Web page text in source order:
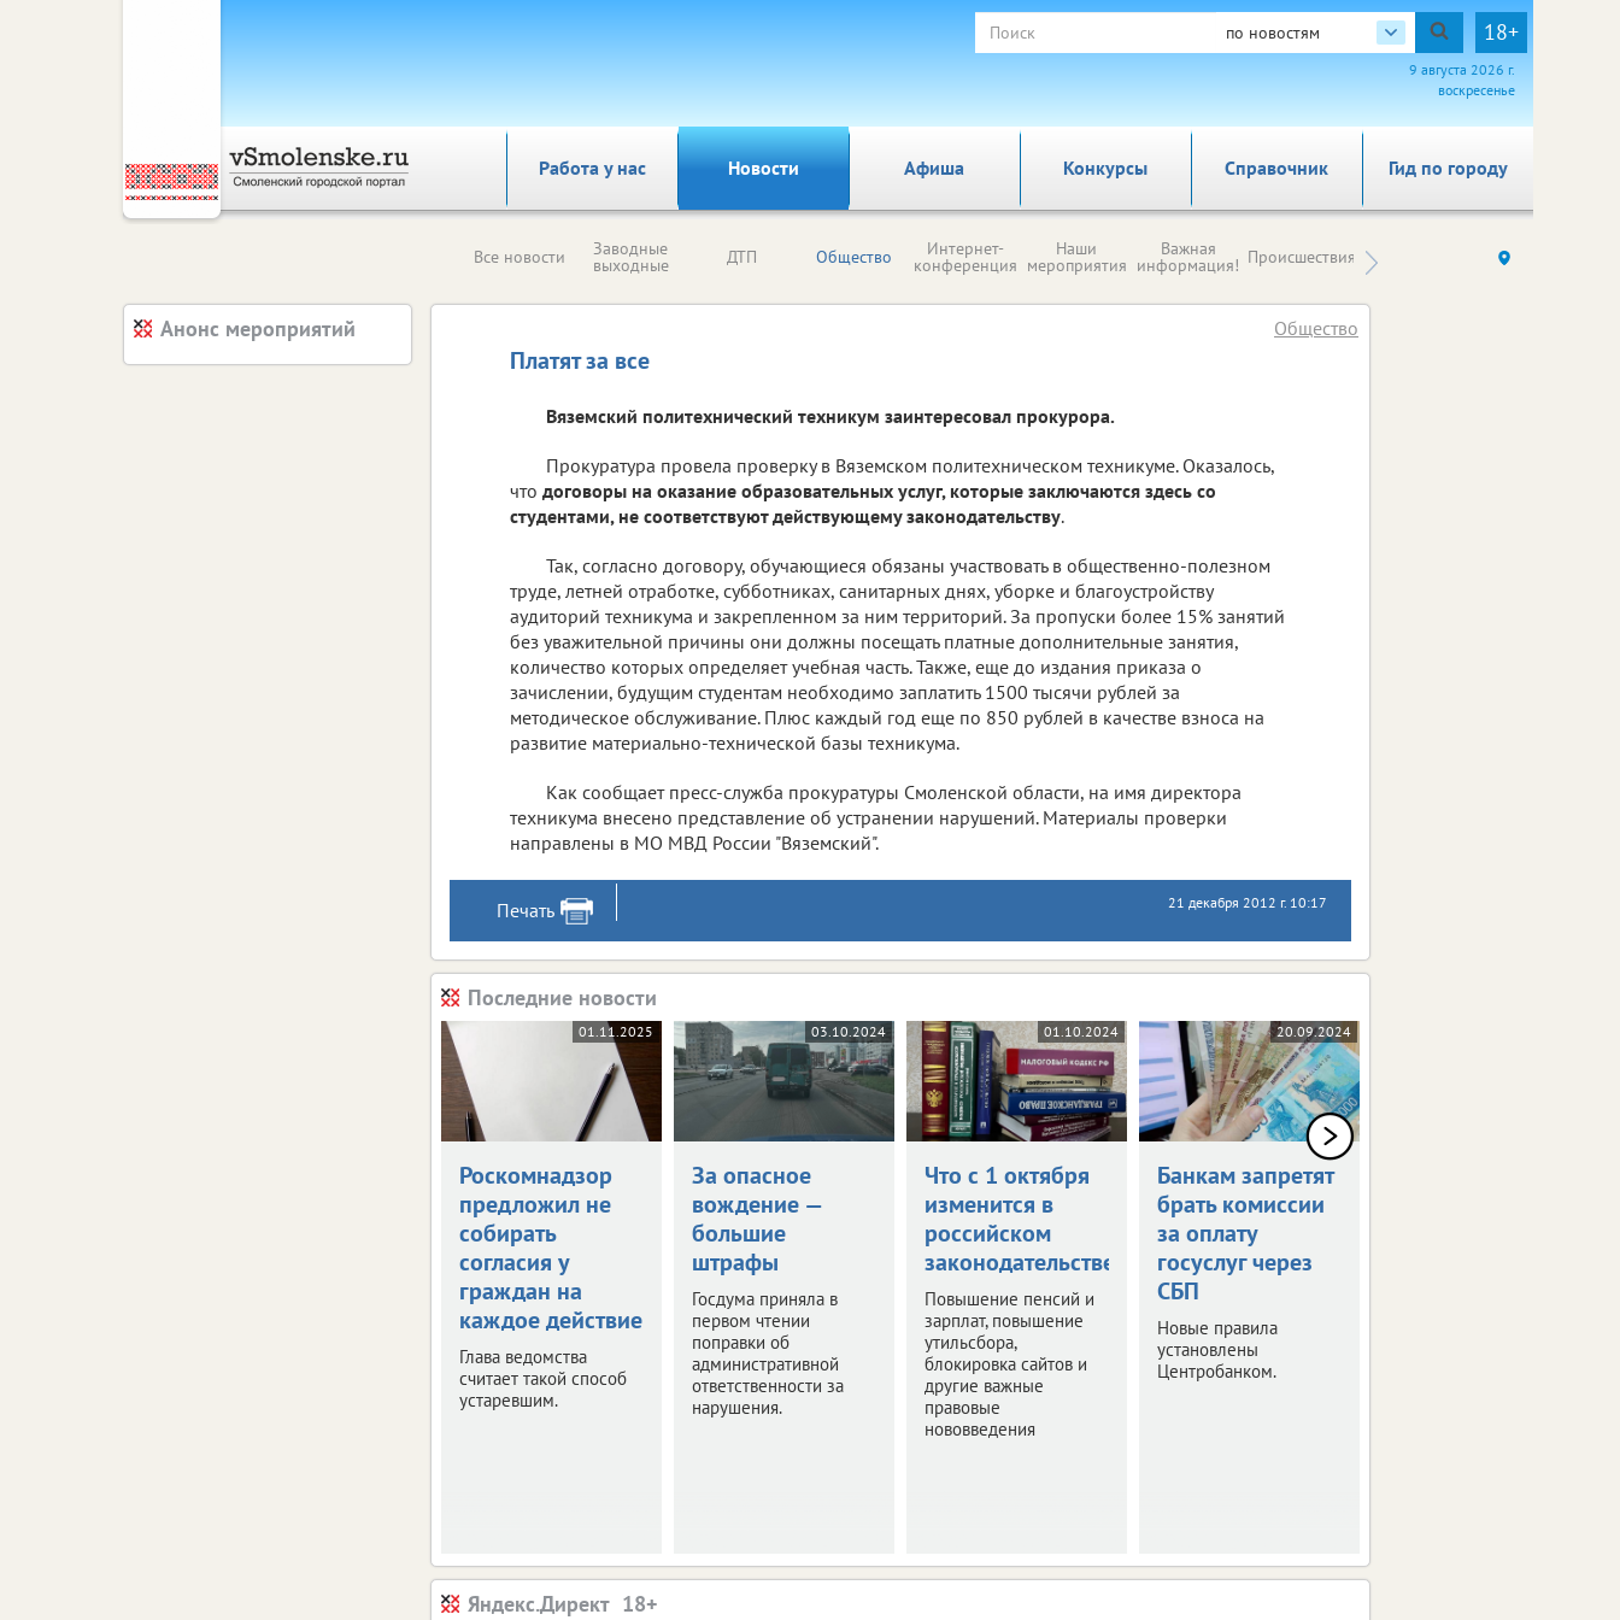
по новостям 18+
9 августа 2026 г.
воскресенье
Работа у нас Новости Афиша Справочник Гид по городу
Конкурсы
Все новости Заводные
выходные ДТП Общество Интернет-
конференция
Наши
мероприятия
Важная
информация! Происшествия Здоровье компаний (на
Платят за все
Общество
Вяземский политехнический техникум заинтересовал прокурора.
Прокуратура провела проверку в Вяземском политехническом техникуме. Оказалось,
что договоры на оказание образовательных услуг, которые заключаются здесь со
студентами, не соответствуют действующему законодательству.
Так, согласно договору, обучающиеся обязаны участвовать в общественно-полезном
труде, летней отработке, субботниках, санитарных днях, уборке и благоустройству
аудиторий техникума и закрепленном за ним территорий. За пропуски более 15% занятий
без уважительной причины они должны посещать платные дополнительные занятия,
количество которых определяет учебная часть. Также, еще до издания приказа о
зачислении, будущим студентам необходимо заплатить 1500 тысячи рублей за
методическое обслуживание. Плюс каждый год еще по 850 рублей в качестве взноса на
развитие материально-технической базы техникума.
Как сообщает пресс-служба прокуратуры Смоленской области, на имя директора
техникума внесено представление об устранении нарушений. Материалы проверки
направлены в МО МВД России "Вяземский".
Печать 21 декабря 2012 г. 10:17
Последние новости
01.11.2025
Роскомнадзор
предложил не
собирать
согласия у
граждан на
каждое действие
Глава ведомства
считает такой способ
устаревшим.
03.10.2024
За опасное
вождение —
большие
штрафы
Госдума приняла в
первом чтении
поправки об
административной
ответственности за
нарушения.
01.10.2024
Что с 1 октября
изменится в
российском
законодательстве
Повышение пенсий и
зарплат, повышение
утильсбора,
блокировка сайтов и
другие важные
правовые
нововведения
20.09.2024
Банкам запретят
брать комиссии
за оплату
госуслуг через
СБП
Новые правила
установлены
Центробанком.
Яндекс.Директ
Анонс мероприятий